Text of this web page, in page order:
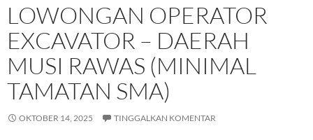
LOWONGAN OPERATOR
EXCAVATOR – DAERAH
MUSI RAWAS (MINIMAL
TAMATAN SMA)
OKTOBER 14, 2025 TINGGALKAN KOMENTAR